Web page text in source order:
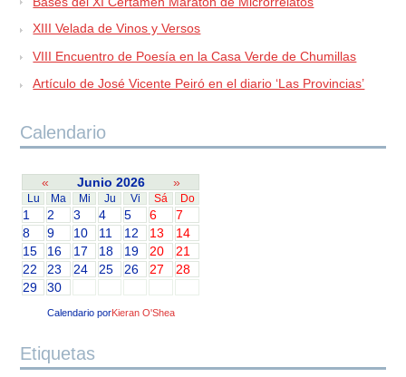
XIII Velada de Vinos y Versos
VIII Encuentro de Poesía en la Casa Verde de Chumillas
Artículo de José Vicente Peiró en el diario ‘Las Provincias’
Calendario
« Junio 2026 »
Lu Ma Mi Ju Vi Sá Do
1 2 3 4 5 6
7
8
9 10 11 12 13
14
15
16 17 18 19 20
21
22
23 24 25 26 27
28
29
30
Calendario porKieran O'Shea
Etiquetas